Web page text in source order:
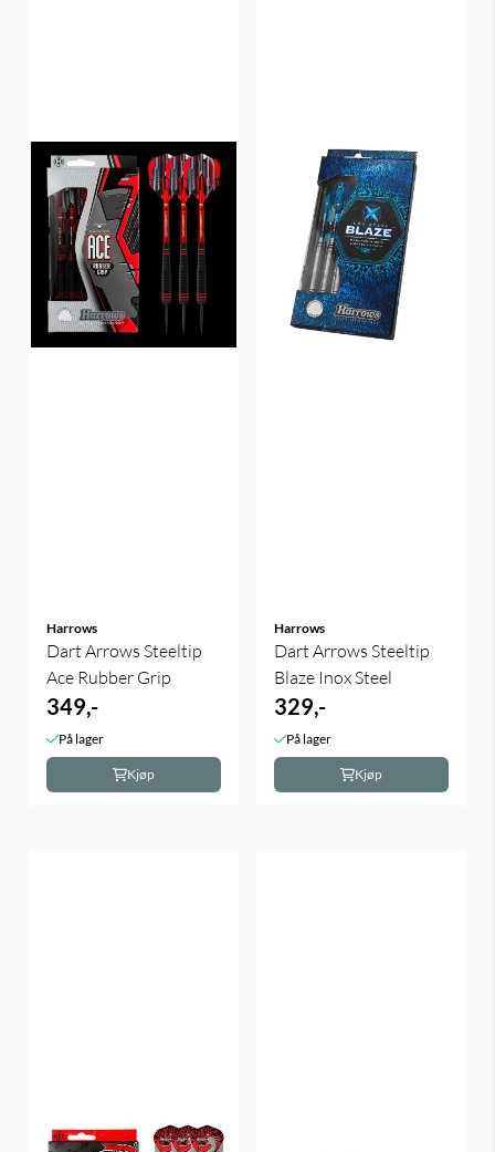
Harrows
Dart Arrows Steeltip
Ace Rubber Grip
349,-
På lager
Kjøp
Harrows
Dart Arrows Steeltip
Blaze Inox Steel
329,-
På lager
Kjøp